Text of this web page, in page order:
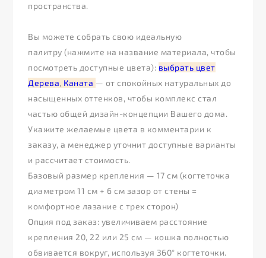
пространства.
Вы можете собрать свою идеальную
палитру (нажмите на название материала, чтобы
посмотреть доступные цвета): выбрать цвет
Дерева, Каната — от спокойных натуральных до
насыщенных оттенков, чтобы комплекс стал
частью общей дизайн-концепции Вашего дома.
Укажите желаемые цвета в комментарии к
заказу, а менеджер уточнит доступные варианты
и рассчитает стоимость.
Базовый размер крепления — 17 см (когтеточка
диаметром 11 см + 6 см зазор от стены =
комфортное лазание с трех сторон)
Опция под заказ: увеличиваем расстояние
крепления 20, 22 или 25 см — кошка полностью
обвивается вокруг, используя 360° когтеточки.